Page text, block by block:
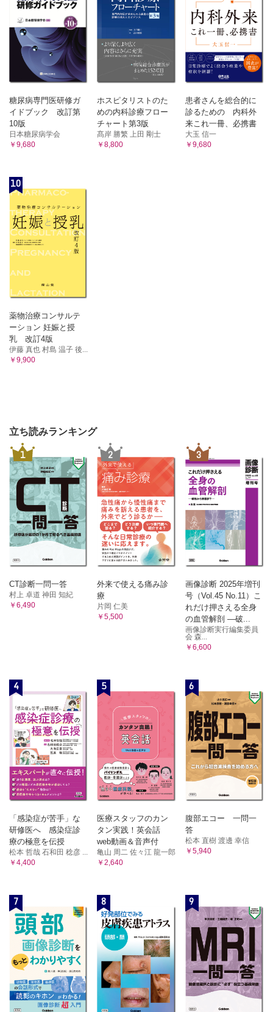
糖尿病専門医研修ガ
イドブック 改訂第
10版
日本糖尿病学会
￥9,680
ホスピタリストのた
めの内科診療フロー
チャート第3版
髙岸 勝繁 上田 剛士
￥8,800
患者さんを総合的に
診るための 内科外
来これ一冊、必携書
大玉 信一
￥9,680
10
薬物治療コンサルテ
ーション 妊娠と授
乳 改訂4版
伊藤 真也 村島 温子 後...
￥9,900
立ち読みランキング
1
CT診断一問一答
村上 卓道 神田 知紀
￥6,490
2
外来で使える痛み診
療
片岡 仁美
￥5,500
3
画像診断 2025年増刊
号（Vol.45 No.11）こ
れだけ押さえる全身
の血管解剖 ―破...
画像診断実行編集委員
会 森...
￥6,600
4
「感染症が苦手」な
研修医へ 感染症診
療の極意を伝授
松本 哲哉 石和田 稔彦 ...
￥4,400
5
医療スタッフのカン
タン実践！英会話
web動画＆音声付
亀山 周二 佐々江 龍一郎
￥2,640
6
腹部エコー 一問一
答
松本 直樹 渡邊 幸信
￥5,940
7 8 9